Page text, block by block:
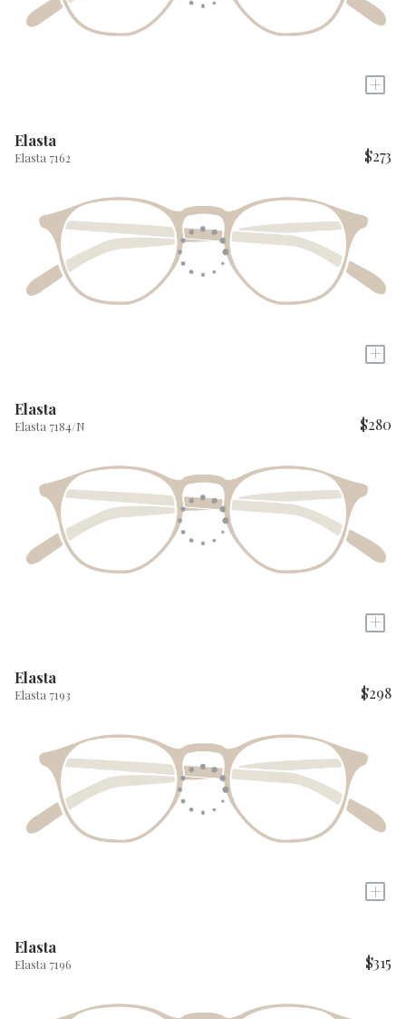
+
Elasta
Elasta 7162 $273
+
Elasta
Elasta 7184/N $280
+
Elasta
Elasta 7193 $298
+
Elasta
Elasta 7196 $315